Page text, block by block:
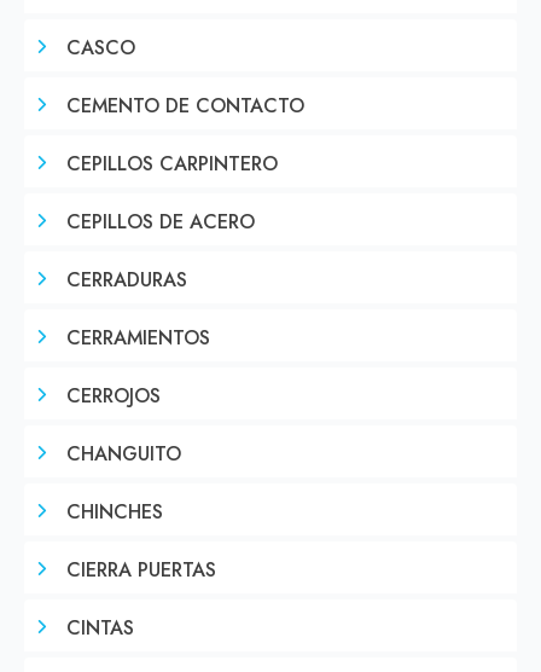
CASCO
CEMENTO DE CONTACTO
CEPILLOS CARPINTERO
CEPILLOS DE ACERO
CERRADURAS
CERRAMIENTOS
CERROJOS
CHANGUITO
CHINCHES
CIERRA PUERTAS
CINTAS